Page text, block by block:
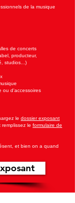
de la musique
de concerts
producteur,
studios...)
ou d'accessoires
le dossier exposant
remplissez le formulaire de
et bien on a quand